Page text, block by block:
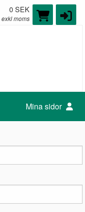
0 SEK
exkl moms
Mina sidor